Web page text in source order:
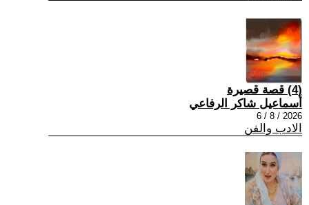
(4) قصة قصيرة
أسماعيل شاكر الرفاعي
2026 / 8 / 6
الادب والفن